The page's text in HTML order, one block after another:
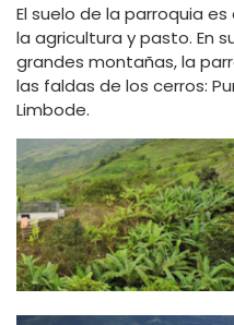
El suelo de la parroquia
la agricultura y pasto. En
grandes montañas, la
las faldas de los cerros:
Limbode.